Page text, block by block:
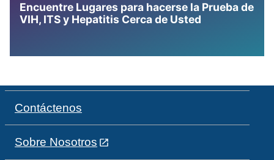
Encuentre Lugares para hacerse la Prueba de
VIH, ITS y Hepatitis Cerca de Usted
Contáctenos
Sobre Nosotros